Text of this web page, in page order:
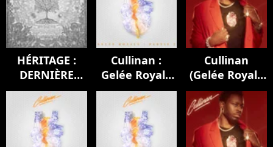
HÉRITAGE :
DERNIÈRE
EMPREINTE
Cullinan :
Gelée Royale
(Partie 2)
Cullinan
(Gelée Royale
1 & 2)